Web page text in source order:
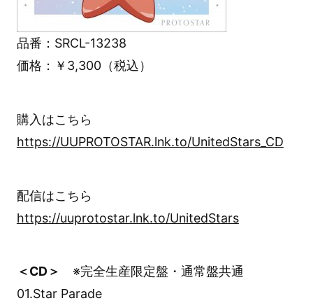
品番：SRCL-13238
価格：￥3,300（税込）
購入はこちら
https://UUPROTOSTAR.lnk.to/UnitedStars_CD
配信はこちら
https://uuprotostar.lnk.to/UnitedStars
＜CD＞
※完全生産限定盤・通常盤共通
01.Star Parade